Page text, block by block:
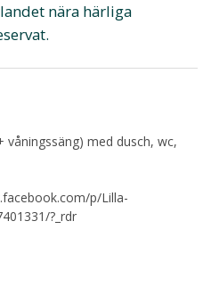
nära härliga
våningssäng) med dusch, wc,
p/Lilla-
?_rdr